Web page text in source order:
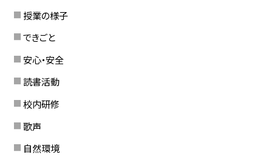
授業の様子
できごと
安心・安全
読書活動
校内研修
歌声
自然環境